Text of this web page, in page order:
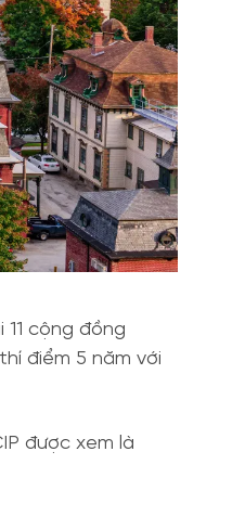
cộng đồng
điểm 5 năm với
được xem là